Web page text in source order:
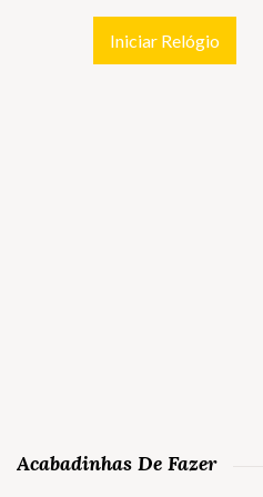
Iniciar Relógio
Acabadinhas De Fazer